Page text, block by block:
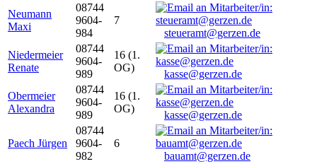
Neumann
Maxi
08744
9604-
984
7
steueramt@gerzen.de
Niedermeier
Renate
08744
9604-
989
16 (1.
OG)
kasse@gerzen.de
Obermeier
Alexandra
08744
9604-
989
16 (1.
OG)
kasse@gerzen.de
Paech Jürgen
08744
9604-
982
6
bauamt@gerzen.de